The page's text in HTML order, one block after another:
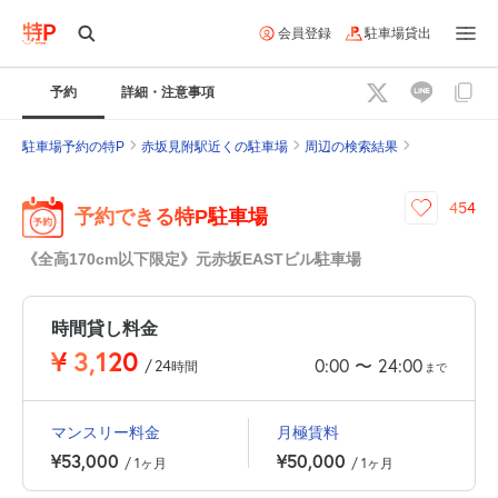
会員登録 駐車場貸出
予約 詳細・注意事項
駐車場予約の特P 赤坂見附駅近くの駐車場 周辺の検索結果
予約できる特P駐車場
《全高170cm以下限定》元赤坂EASTビル駐車場
454
時間貸し料金
¥ 3,120 /24時間 0:00 〜 24:00 まで
マンスリー料金
¥53,000 / 1ヶ月
月極賃料
¥50,000 / 1ヶ月